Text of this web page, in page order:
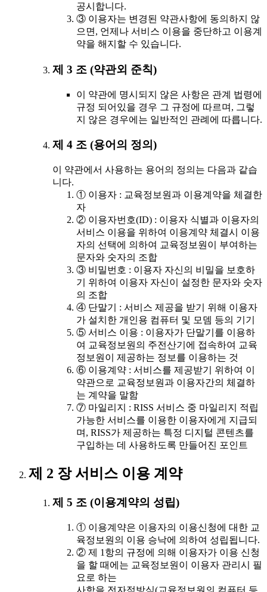
공시합니다.
③ 이용자는 변경된 약관사항에 동의하지 않
으면, 언제나 서비스 이용을 중단하고 이용계
약을 해지할 수 있습니다.
제 3 조 (약관외 준칙)
이 약관에 명시되지 않은 사항은 관계 법령에
규정 되어있을 경우 그 규정에 따르며, 그렇
지 않은 경우에는 일반적인 관례에 따릅니다.
제 4 조 (용어의 정의)
이 약관에서 사용하는 용어의 정의는 다음과 같습
니다.
① 이용자 : 교육정보원과 이용계약을 체결한
자
② 이용자번호(ID) : 이용자 식별과 이용자의
서비스 이용을 위하여 이용계약 체결시 이용
자의 선택에 의하여 교육정보원이 부여하는
문자와 숫자의 조합
③ 비밀번호 : 이용자 자신의 비밀을 보호하
기 위하여 이용자 자신이 설정한 문자와 숫자
의 조합
④ 단말기 : 서비스 제공을 받기 위해 이용자
가 설치한 개인용 컴퓨터 및 모뎀 등의 기기
⑤ 서비스 이용 : 이용자가 단말기를 이용하
여 교육정보원의 주전산기에 접속하여 교육
정보원이 제공하는 정보를 이용하는 것
⑥ 이용계약 : 서비스를 제공받기 위하여 이
약관으로 교육정보원과 이용자간의 체결하
는 계약을 말함
⑦ 마일리지 : RISS 서비스 중 마일리지 적립
가능한 서비스를 이용한 이용자에게 지급되
며, RISS가 제공하는 특정 디지털 콘텐츠를
구입하는 데 사용하도록 만들어진 포인트
제 2 장 서비스 이용 계약
제 5 조 (이용계약의 성립)
① 이용계약은 이용자의 이용신청에 대한 교
육정보원의 이용 승낙에 의하여 성립됩니다.
② 제 1항의 규정에 의해 이용자가 이용 신청
을 할 때에는 교육정보원이 이용자 관리시 필
요로 하는
사항을 전자적방식(교육정보원의 컴퓨터 등